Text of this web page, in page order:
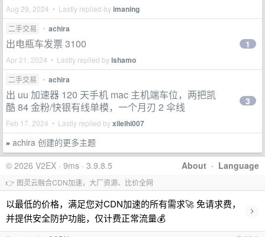
Aug 29, 2024 • Lastly replied byimaning
二手交易 • achira
出电瓶车发票 3100
Apr 21, 2024 • Lastly replied byishamo
1
二手交易 • achira
出 uu 加速器 120 天手机 mac 主机端车位，两把凯
酷 84 金粉/快银有线单模，一个月刃 2 伞线
Feb 17, 2024 • Lastly replied byxileihi007
3
» achira 创建的更多主题
About · Language
© 2026 V2EX · 9ms · 3.9.8.5
👉 图灵云融合CDN加速，大厂资源、比价全网
以最低的价格，满足您对CDN加速的所有需求🚀 免请求费，
并提供安全防护功能，仅计费正常流量💰
›